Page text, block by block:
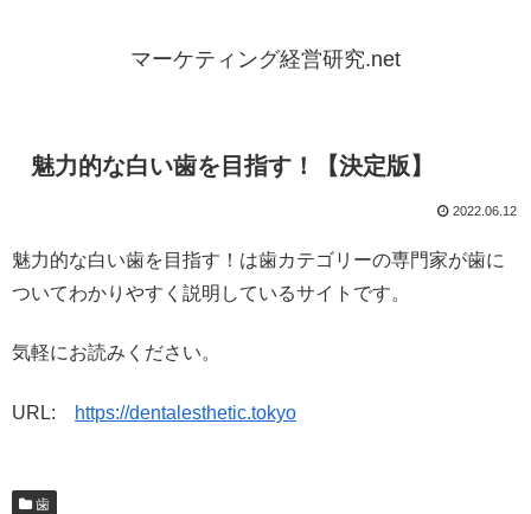
マーケティング経営研究.net
魅力的な白い歯を目指す！【決定版】
2022.06.12
魅力的な白い歯を目指す！は歯カテゴリーの専門家が歯に
ついてわかりやすく説明しているサイトです。
気軽にお読みください。
URL: https://dentalesthetic.tokyo
歯